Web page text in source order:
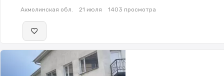
Акмолинская обл. 21 июля 1403 просмотра